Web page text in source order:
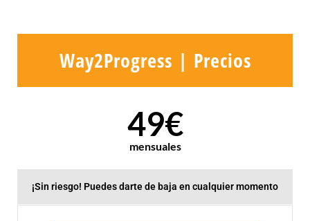
Way2Progress | Precios
49€
mensuales
¡Sin riesgo! Puedes darte de baja en cualquier momento